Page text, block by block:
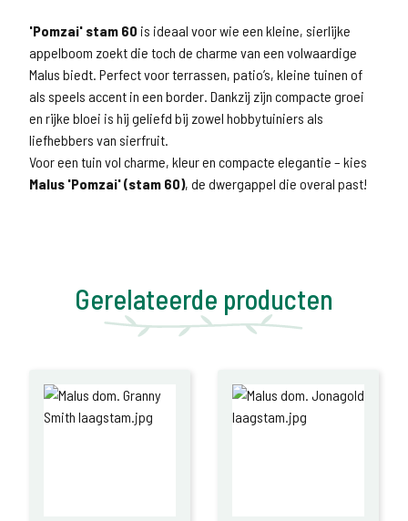
'Pomzai' stam 60 is ideaal voor wie een kleine, sierlijke
appelboom zoekt die toch de charme van een volwaardige
Malus biedt. Perfect voor terrassen, patio’s, kleine tuinen of
als speels accent in een border. Dankzij zijn compacte groei
en rijke bloei is hij geliefd bij zowel hobbytuiniers als
liefhebbers van sierfruit.
Voor een tuin vol charme, kleur en compacte elegantie – kies
Malus 'Pomzai' (stam 60), de dwergappel die overal past!
Gerelateerde producten